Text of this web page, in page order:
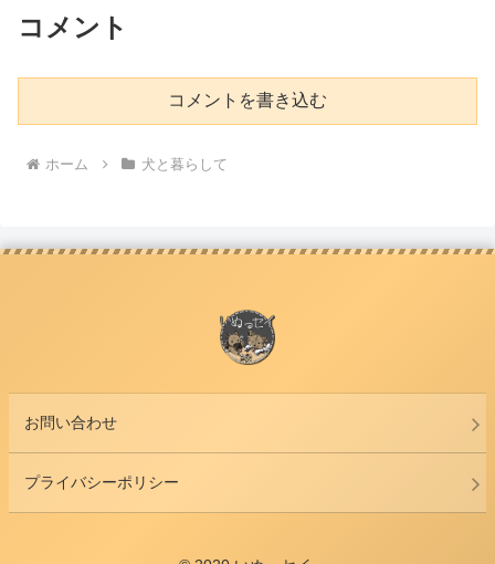
コメント
コメントを書き込む
ホーム 犬と暮らして
お問い合わせ
プライバシーポリシー